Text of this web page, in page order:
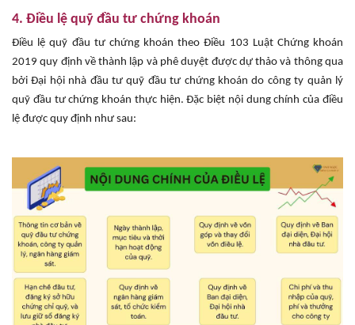
4. Điều lệ quỹ đầu tư chứng khoán
Điều lệ quỹ đầu tư chứng khoán theo Điều 103 Luật Chứng khoán
2019 quy định về thành lập và phê duyệt được dự thảo và thông qua
bởi Đại hội nhà đầu tư quỹ đầu tư chứng khoán do công ty quản lý
quỹ đầu tư chứng khoán thực hiện. Đặc biệt nội dung chính của điều
lệ được quy định như sau: